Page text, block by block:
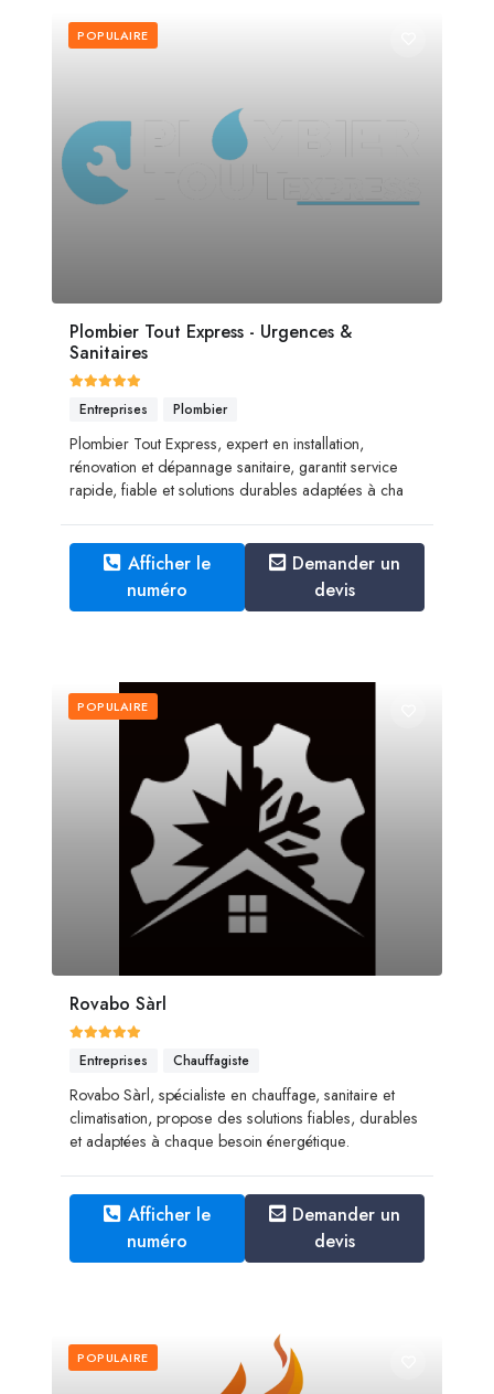
POPULAIRE
Plombier Tout Express - Urgences &
Sanitaires
Entreprises Plombier
Plombier Tout Express, expert en installation,
rénovation et dépannage sanitaire, garantit service
rapide, fiable et solutions durables adaptées à cha
Afficher le
numéro
Demander un
devis
POPULAIRE
Rovabo Sàrl
Entreprises Chauffagiste
Rovabo Sàrl, spécialiste en chauffage, sanitaire et
climatisation, propose des solutions fiables, durables
et adaptées à chaque besoin énergétique.
Afficher le
numéro
Demander un
devis
POPULAIRE